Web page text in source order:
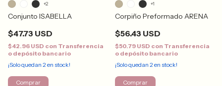
Conjunto ISABELLA
$47.73 USD
$42.96 USD con Transferencia
o depósito bancario
¡Solo quedan 2en stock!
+2
Comprar
Corpiño Preformado ARENA
$56.43 USD
$50.79 USD con Transferencia
o depósito bancario
¡Solo quedan 2en stock!
+1
Comprar